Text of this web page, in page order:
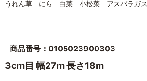
うれん草 にら 白菜 小松菜 アスパラガス
商品番号：0105023900303
3cm目 幅27m 長さ18m